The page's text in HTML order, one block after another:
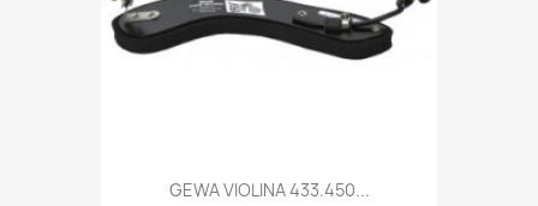
GEWA VIOLINA 433.450...